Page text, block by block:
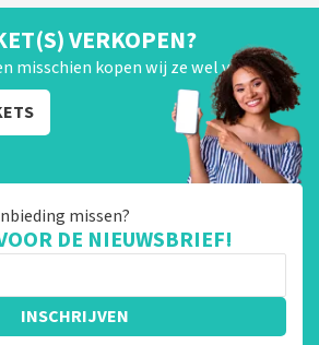
VERKOPEN?
misschien kopen wij ze wel van je!
missen?
DE NIEUWSBRIEF!
INSCHRIJVEN